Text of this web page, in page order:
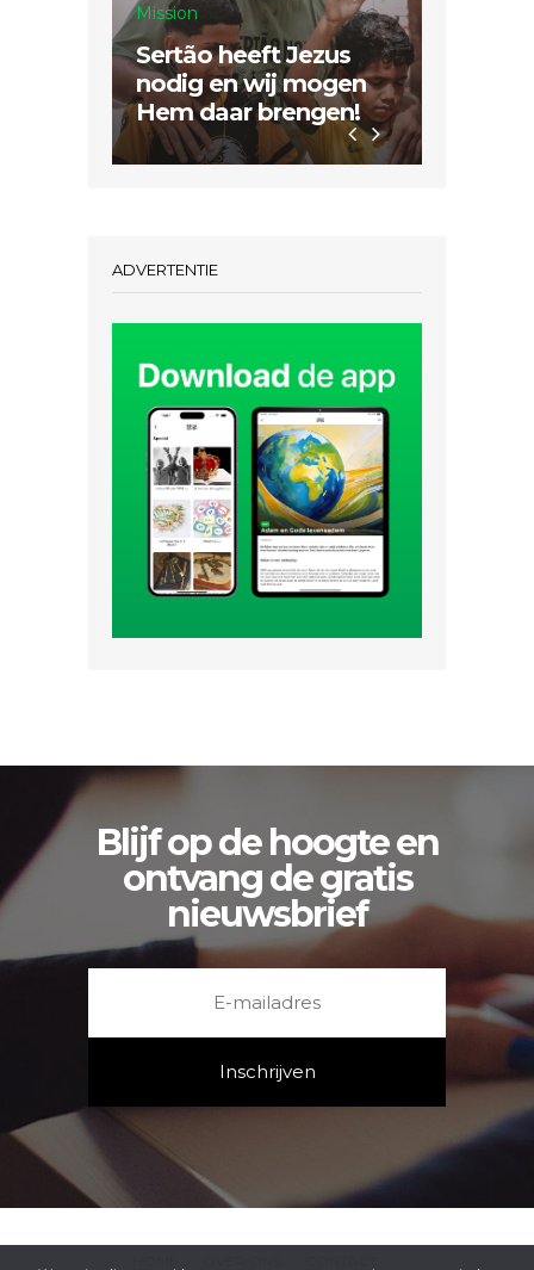
Mission
Sertão heeft Jezus
nodig en wij mogen
Hem daar brengen!
ADVERTENTIE
Blijf op de hoogte en
ontvang de gratis
nieuwsbrief